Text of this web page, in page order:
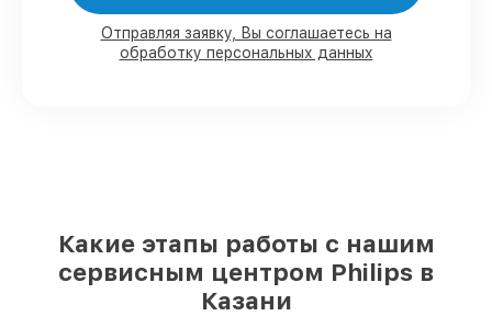
80%работ в вашем присутствии
90%комплектующих для
парогенераторов имеются в наличии или
Отправляя заявку, Вы соглашаетесь на
обработку персональных данных
Какие этапы работы с нашим
сервисным центром Philips в
Казани